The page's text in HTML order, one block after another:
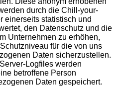
durch die Chill-your-
einerseits statistisch und
den Datenschutz und die
Unternehmen zu erhöhen,
für die von uns
Daten sicherzustellen.
Logfiles werden
betroffene Person
Daten gespeichert.